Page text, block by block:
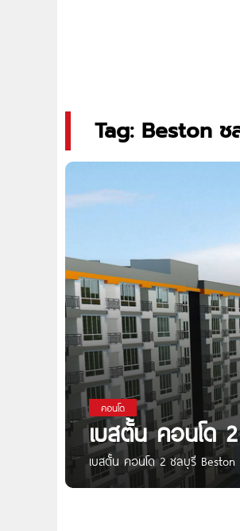
Tag: Beston ช
คอนโด
เบสตั้น คอนโด
เบสตั้น คอนโด 2 ชลบุรี
เวลลอปเมนท์ ตั้งอยู่บนถนนด